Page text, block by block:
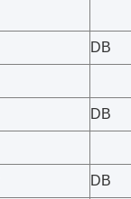
DB
DB
DB